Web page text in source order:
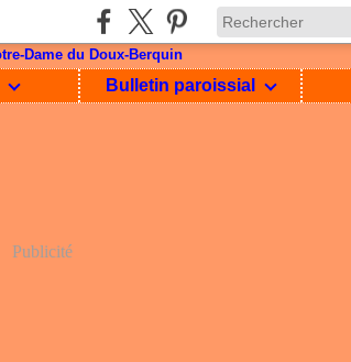
Bulletin paroissial
Publicité